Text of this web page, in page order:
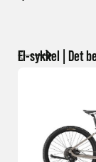
El-sykkel | Det